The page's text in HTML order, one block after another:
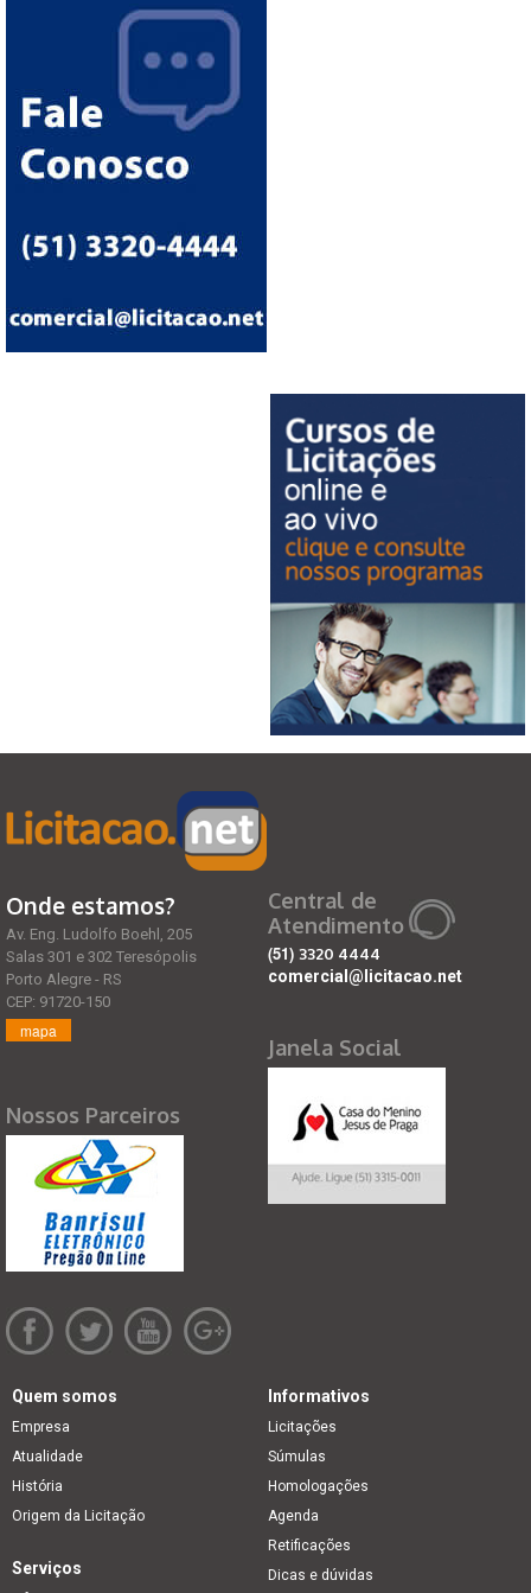
Onde estamos?
Av. Eng. Ludolfo Boehl, 205
Salas 301 e 302 Teresópolis
Porto Alegre - RS
CEP: 91720-150
mapa
Nossos Parceiros
Central de
Atendimento
(51) 3320 4444
comercial@licitacao.net
Janela Social
Quem somos
Empresa
Atualidade
História
Origem da Licitação
Informativos
Licitações
Súmulas
Homologações
Agenda
Retificações
Dicas e dúvidas
Serviços